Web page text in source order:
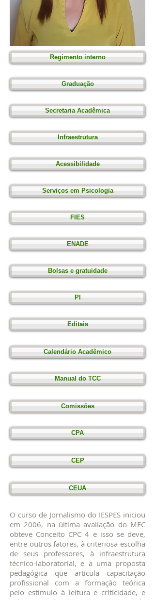
Regimento interno
Graduação
Secretaria Acadêmica
Infraestrutura
Acessibilidade
Serviços em Psicologia
FIES
ENADE
Bolsas e gratuidade
PI
Editais
Calendário Acadêmico
Manual do TCC
Comissões
CPA
CEP
CEUA
O curso de Jornalismo do IESPES iniciou
em 2006, na última avaliação do MEC
obteve Conceito CPC 4 e isso se deve,
entre outros fatores, à criteriosa escolha
de seus professores, à infraestrutura
técnico-laboratorial, e a uma proposta
pedagógica que articula capacitação
profissional com a formação teórica
pelo estímulo à leitura e criticidade, e